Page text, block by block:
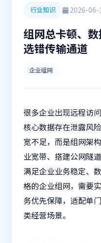
行业知识 2026-06-
组网总卡顿、
选错传输通道
企业组网
很多企业出现远程访
核心数据存在泄露风
宽不足，而是组网架
业宽带、搭建公网隧
满足企业业务稳定、
格的企业组网，需要
务优先保障，适配单
类经营场景。